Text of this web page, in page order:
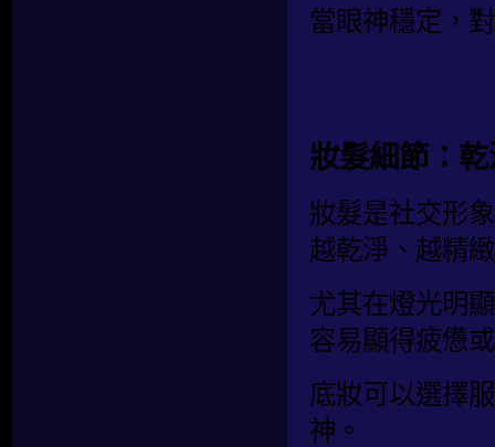
當眼神穩定，
妝髮細節：
妝髮是社交形
越乾淨、越精
尤其在燈光明
容易顯得疲憊
底妝可以選擇
神。